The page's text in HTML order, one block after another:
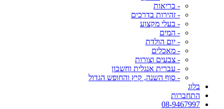
- בריאות
- זהירות בדרכים
- בעלי מקצוע
- המים
- יום הולדת
- מאכלים
- צבעים וצורות
- עברית אנגלית וחשבון
- סוף השנה, קיץ והחופש הגדול
בלוג
התחברות
08-9467997